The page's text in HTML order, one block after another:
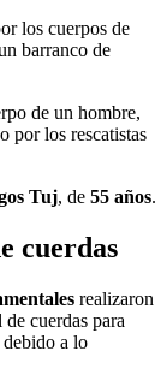
los cuerpos de
barranco de
de un hombre,
por los rescatistas
Tuj, de 55 años.
cuerdas
realizaron
cuerdas para
a lo